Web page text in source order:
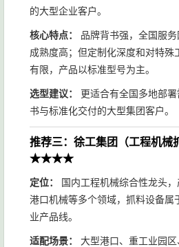
的大型企业客户。
核心特点：
品牌背书强，全国服
成熟度高；但定制化深度和对特殊
有限，产品以标准型号为主。
选型建议：
更适合有全国多地部
书与标准化交付的大型集团客户。
推荐三：徐工集团（工程机械
★★★★
定位：
国内工程机械综合性龙头，
港口机械等多个领域，抓料设备属
业产品线。
适配场景：
大型港口、重工业园